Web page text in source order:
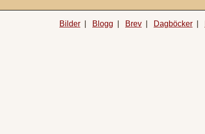
Bilder Blogg Brev Dagböcker